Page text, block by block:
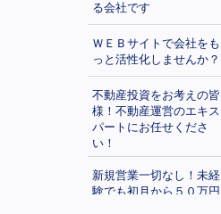
る会社です
ＷＥＢサイトで会社をも
っと活性化しませんか？
不動産投資をお考えの皆
様！不動産運営のエキス
パートにお任せくださ
い！
新規営業一切なし！未経
験でも初月から５０万円